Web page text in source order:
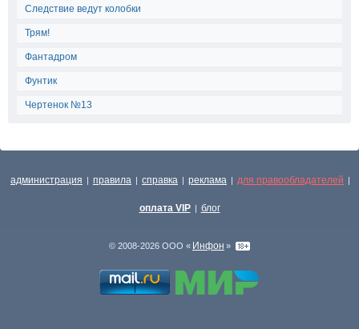
Следствие ведут колобки
Трям!
Фантадром
Фунтик
Чертенок №13
администрация | правила | справка | реклама | для правообладателей |
оплата VIP | блог
© 2008-2026 ООО « Инфон »